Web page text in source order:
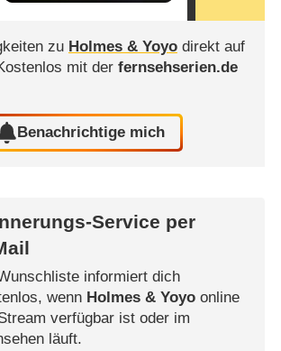
zu Holmes & Yoyodirekt auf
mit der fernsehserien.de
Benachrichtige mich
Service per
informiert dich
wenn Holmes & Yoyoonline
verfügbar ist oder im
läuft.